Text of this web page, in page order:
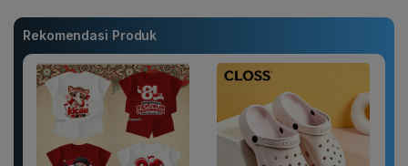
Rekomendasi Produk